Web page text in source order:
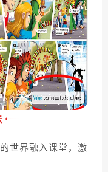
世界融入课堂，激